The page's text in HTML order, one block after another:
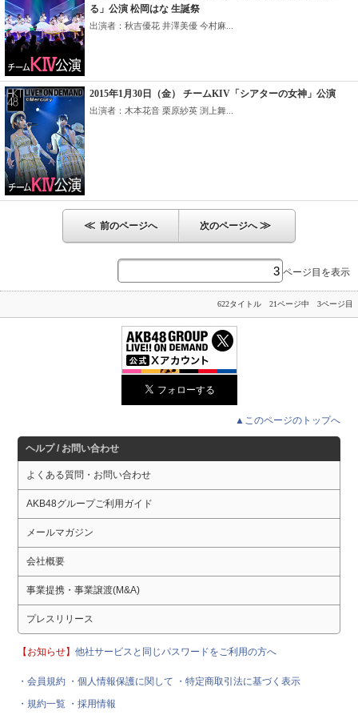
る」公演 松岡はな 生誕祭
出演者：秋吉優花 井澤美優 今村麻...
2015年1月30日（金） チームKIV「シアターの女神」公演
出演者：木本花音 栗原紗英 渕上舞...
≪ 前のページへ 次のページへ≫
ページ目を表示
622タイトル 21ページ中 3ページ目
▲このページのトップへ
ヘルプ / お問い合わせ
よくある質問・お問い合わせ
AKB48グループご利用ガイド
メールマガジン
会社概要
事業提携・事業譲渡(M&A)
プレスリリース
【お知らせ】他社サービスと同じパスワードをご利用の方へ
・会員規約 ・個人情報保護に関して
・特定商取引法に基づく表示
・規約一覧 ・採用情報